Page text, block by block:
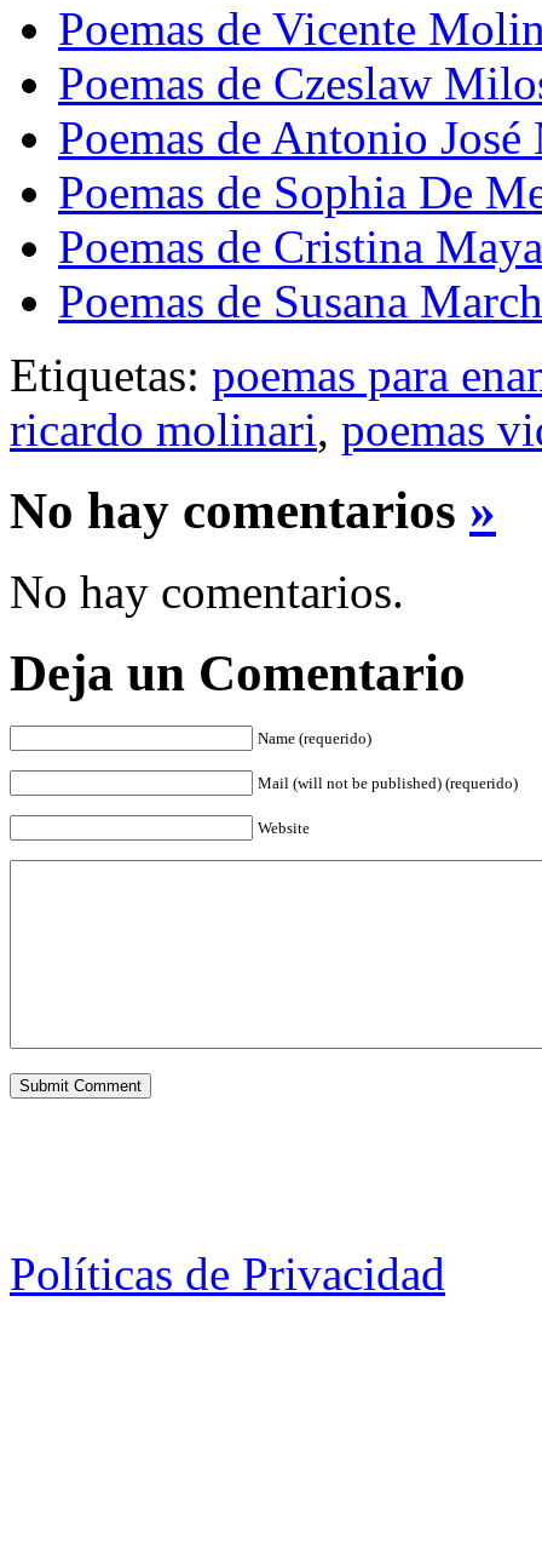
Poemas de Vicente
Poemas de Czeslaw
Poemas de Antonio José
Poemas de Sophia De
Poemas de Cristina Maya
Poemas de Susana March
Etiquetas: poemas para
ricardo molinari, poemas
No hay comentarios »
No hay comentarios.
Deja un Comentario
Name (requerido)
Mail (will not be published) (requerido)
Website
Políticas de Privacidad